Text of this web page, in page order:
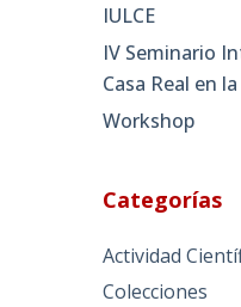
IULCE
IV Seminario
Casa Real en
Workshop
Categorías
Actividad
Colecciones